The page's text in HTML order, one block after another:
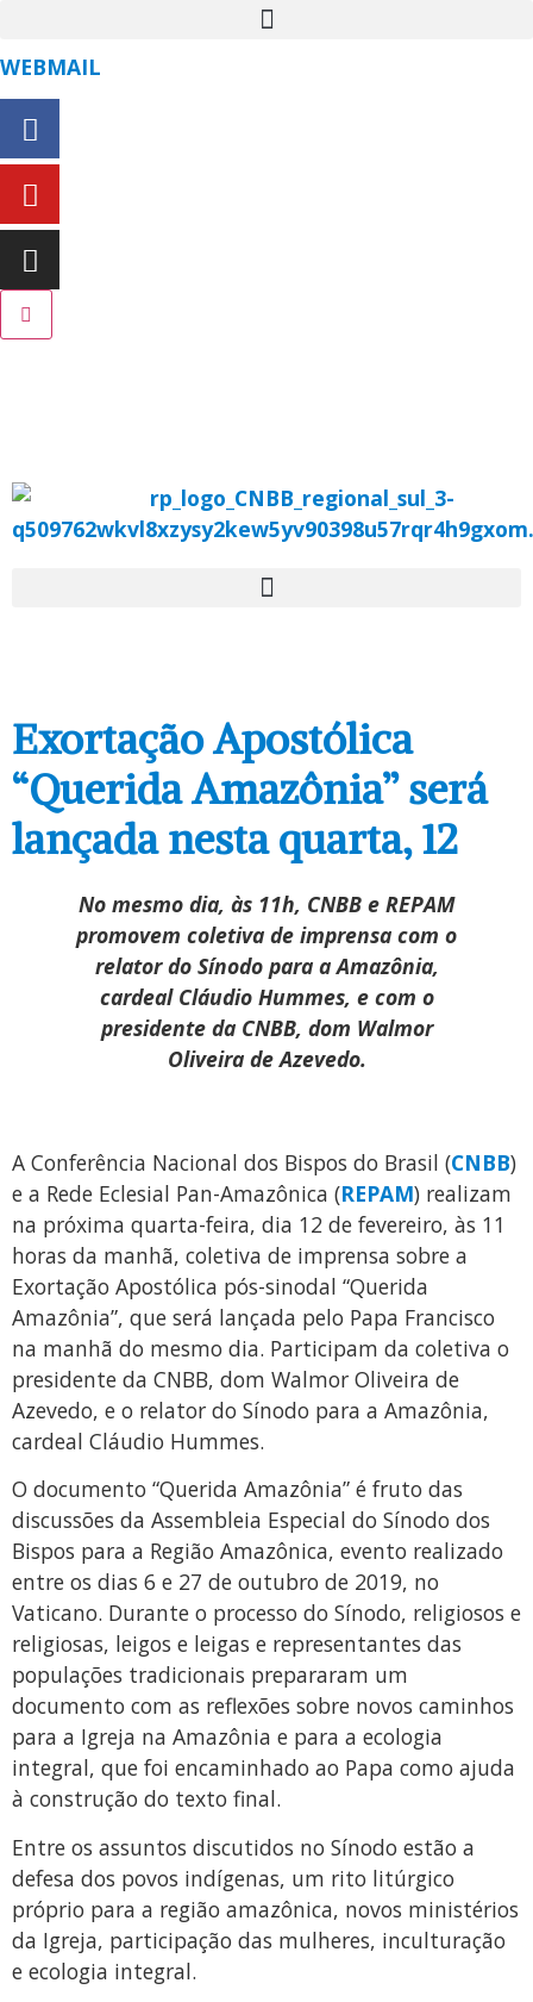
WEBMAIL
Exortação Apostólica
“Querida Amazônia” será
lançada nesta quarta, 12
No mesmo dia, às 11h, CNBB e REPAM
promovem coletiva de imprensa com o
relator do Sínodo para a Amazônia,
cardeal Cláudio Hummes, e com o
presidente da CNBB, dom Walmor
Oliveira de Azevedo.
A Conferência Nacional dos Bispos do Brasil (CNBB)
e a Rede Eclesial Pan-Amazônica (REPAM) realizam
na próxima quarta-feira, dia 12 de fevereiro, às 11
horas da manhã, coletiva de imprensa sobre a
Exortação Apostólica pós-sinodal “Querida
Amazônia”, que será lançada pelo Papa Francisco
na manhã do mesmo dia. Participam da coletiva o
presidente da CNBB, dom Walmor Oliveira de
Azevedo, e o relator do Sínodo para a Amazônia,
cardeal Cláudio Hummes.
O documento “Querida Amazônia” é fruto das
discussões da Assembleia Especial do Sínodo dos
Bispos para a Região Amazônica, evento realizado
entre os dias 6 e 27 de outubro de 2019, no
Vaticano. Durante o processo do Sínodo, religiosos e
religiosas, leigos e leigas e representantes das
populações tradicionais prepararam um
documento com as reflexões sobre novos caminhos
para a Igreja na Amazônia e para a ecologia
integral, que foi encaminhado ao Papa como ajuda
à construção do texto final.
Entre os assuntos discutidos no Sínodo estão a
defesa dos povos indígenas, um rito litúrgico
próprio para a região amazônica, novos ministérios
da Igreja, participação das mulheres, inculturação
e ecologia integral.